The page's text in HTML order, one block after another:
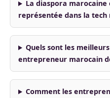
La diaspora marocaine
représentée dans la tech
Quels sont les
entrepreneur marocain
Comment les